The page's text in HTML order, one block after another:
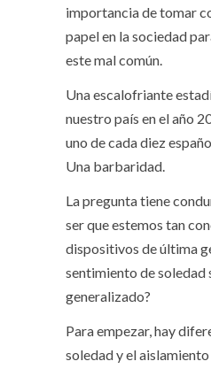
importancia de tomar
papel en la sociedad
este mal común.
Una escalofriante
nuestro país en el año
uno de cada diez
Una barbaridad.
La pregunta tiene
ser que estemos tan
dispositivos de última
sentimiento de soledad
generalizado?
Para empezar, hay
soledad y el